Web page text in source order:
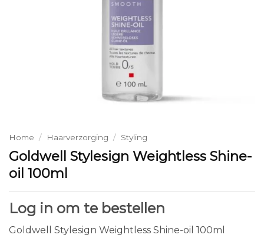
Home / Haarverzorging / Styling
Goldwell Stylesign Weightless Shine-
oil 100ml
Log in om te bestellen
Goldwell Stylesign Weightless Shine-oil 100ml